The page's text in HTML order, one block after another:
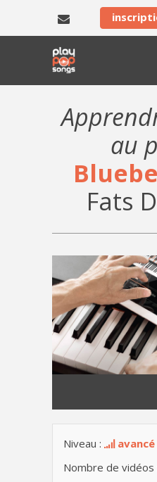
au
Fats
Niveau :
avancé
Nombre de vidéos